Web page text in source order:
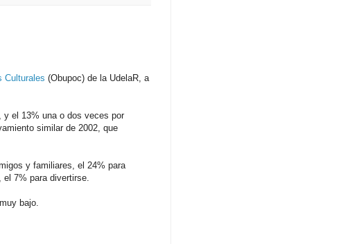
Culturales (Obupoc) de la UdelaR, a
el 13% una o dos veces por
similar de 2002, que
y familiares, el 24% para
7% para divertirse.
muy bajo.